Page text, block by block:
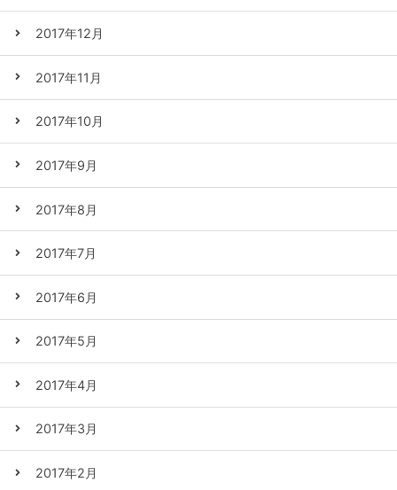
2017年12月
2017年11月
2017年10月
2017年9月
2017年8月
2017年7月
2017年6月
2017年5月
2017年4月
2017年3月
2017年2月